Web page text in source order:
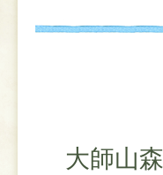
大師山